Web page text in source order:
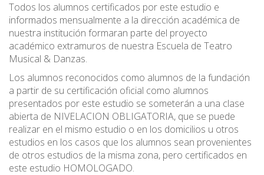
Todos los alumnos certificados por este estudio e
informados mensualmente a la dirección académica de
nuestra institución formaran parte del proyecto
académico extramuros de nuestra Escuela de Teatro
Musical & Danzas.
Los alumnos reconocidos como alumnos de la fundación
a partir de su certificación oficial como alumnos
presentados por este estudio se someterán a una clase
abierta de NIVELACION OBLIGATORIA, que se puede
realizar en el mismo estudio o en los domicilios u otros
estudios en los casos que los alumnos sean provenientes
de otros estudios de la misma zona, pero certificados en
este estudio HOMOLOGADO.